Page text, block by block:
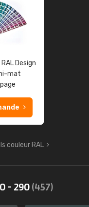
Design
mat
couleur RAL
- 290(457)